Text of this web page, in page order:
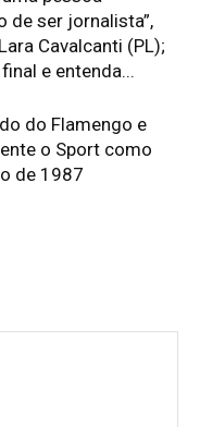
de ser jornalista”,
Cavalcanti (PL);
e entenda...
do Flamengo e
o Sport como
de 1987